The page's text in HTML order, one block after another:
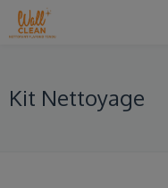
Kit Nettoyage